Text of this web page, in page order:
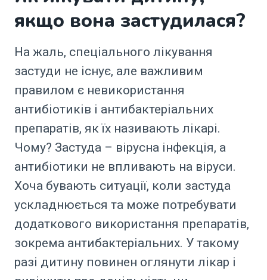
якщо вона застудилася?
На жаль, спеціального лікування
застуди не існує, але важливим
правилом є невикористання
антибіотиків і антибактеріальних
препаратів, як їх називають лікарі.
Чому? Застуда – вірусна інфекція, а
антибіотики не впливають на віруси.
Хоча бувають ситуації, коли застуда
ускладнюється та може потребувати
додаткового використання препаратів,
зокрема антибактеріальних. У такому
разі дитину повинен оглянути лікар і